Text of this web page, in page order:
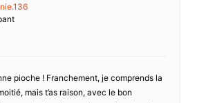
pioche ! Franchement, je comprends la
mais t’as raison, avec le bon